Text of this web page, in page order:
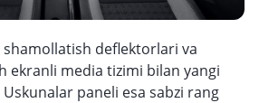
deflektorlari va
ekranli media tizimi bilan yangi
paneli esa sabzi rang